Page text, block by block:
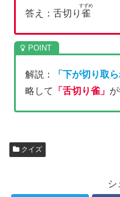
答え：舌切り雀
すずめ
解説： 「下が切り取
略して
「舌切り雀」
クイズ
シ